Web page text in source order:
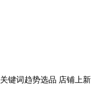
关键词趋势选品 店铺上新